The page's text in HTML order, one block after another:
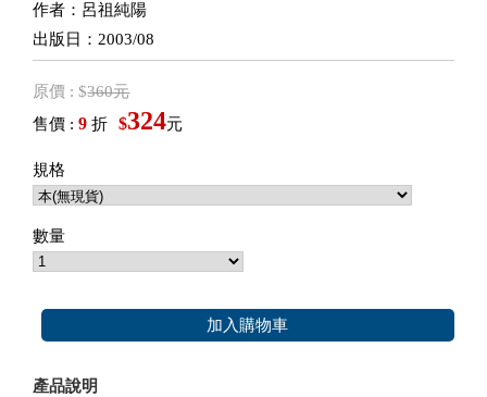
作者：呂祖純陽
出版日：2003/08
原價 : $360元
售價 :9 折 $324元
規格
數量
加入購物車
產品說明